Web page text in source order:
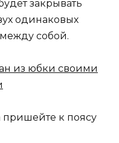
закрывать
одинаковых
собой.
к поясу